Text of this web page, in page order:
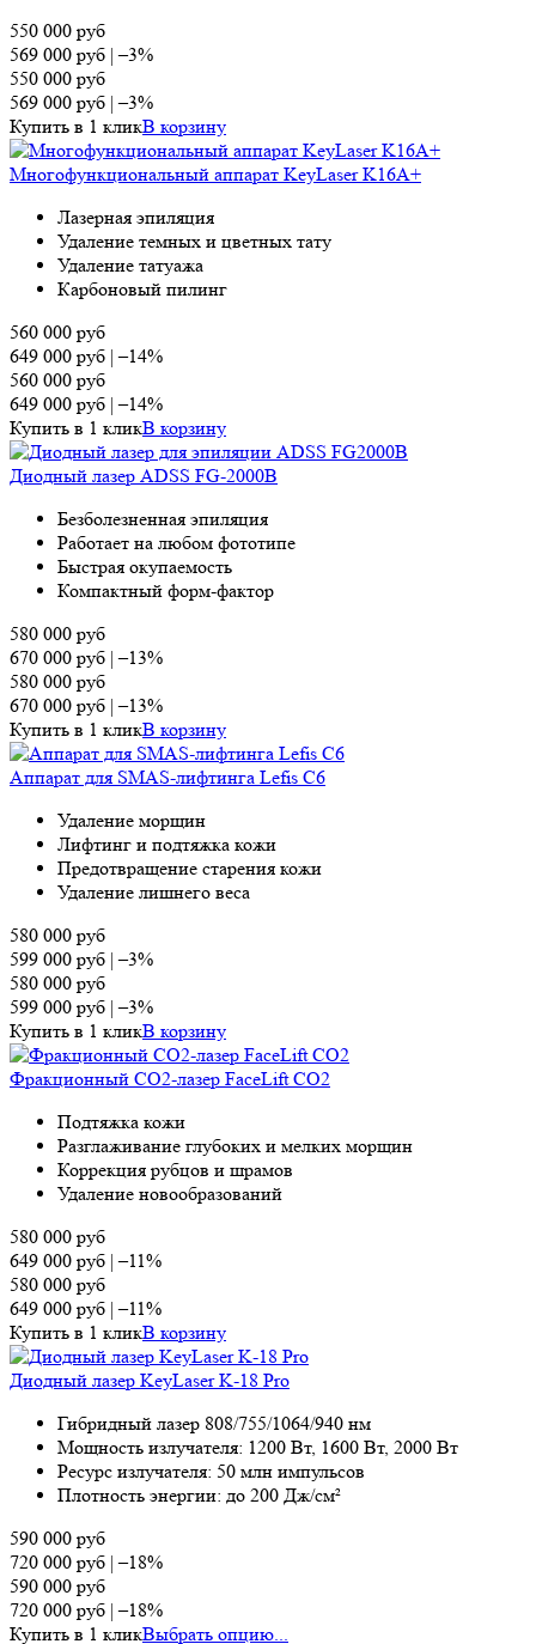
550 000 руб
569 000 руб |–3%
550 000 руб
569 000 руб |–3%
Купить в 1 кликВ корзину
Многофункциональный аппарат KeyLaser K16A+
Лазерная эпиляция
Удаление темных и цветных тату
Удаление татуажа
Карбоновый пилинг
560 000 руб
649 000 руб |–14%
560 000 руб
649 000 руб |–14%
Купить в 1 кликВ корзину
Диодный лазер ADSS FG-2000B
Безболезненная эпиляция
Работает на любом фототипе
Быстрая окупаемость
Компактный форм-фактор
580 000 руб
670 000 руб |–13%
580 000 руб
670 000 руб |–13%
Купить в 1 кликВ корзину
Аппарат для SMAS-лифтинга Lefis C6
Удаление морщин
Лифтинг и подтяжка кожи
Предотвращение старения кожи
Удаление лишнего веса
580 000 руб
599 000 руб |–3%
580 000 руб
599 000 руб |–3%
Купить в 1 кликВ корзину
Фракционный СО2-лазер FaceLift CO2
Подтяжка кожи
Разглаживание глубоких и мелких морщин
Коррекция рубцов и шрамов
Удаление новообразований
580 000 руб
649 000 руб |–11%
580 000 руб
649 000 руб |–11%
Купить в 1 кликВ корзину
Диодный лазер KeyLaser K-18 Pro
Гибридный лазер 808/755/1064/940 нм
Мощность излучателя: 1200 Вт, 1600 Вт, 2000 Вт
Ресурс излучателя: 50 млн импульсов
Плотность энергии: до 200 Дж/см²
590 000 руб
720 000 руб |–18%
590 000 руб
720 000 руб |–18%
Купить в 1 кликВыбрать опцию...